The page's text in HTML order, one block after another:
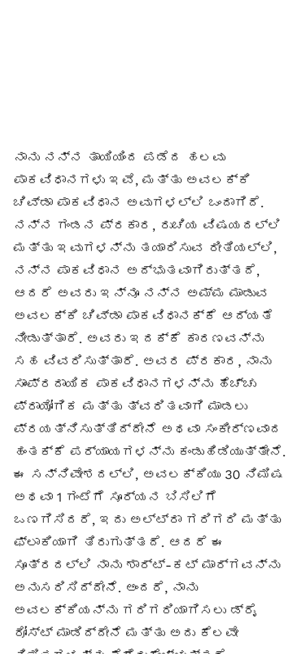
ನಾನು ನನ್ನ ತಾಯಿಯಿಂದ ಪಡೆದ ಹಲವು
ಪಾಕವಿಧಾನಗಳು ಇವೆ, ಮತ್ತು ಅವಲಕ್ಕಿ
ಚಿವ್ಡಾ ಪಾಕವಿಧಾನ ಅವುಗಳಲ್ಲಿ ಒಂದಾಗಿದೆ.
ನನ್ನ ಗಂಡನ ಪ್ರಕಾರ, ರುಚಿಯ ವಿಷಯದಲ್ಲಿ
ಮತ್ತು ಇವುಗಳನ್ನು ತಯಾರಿಸುವ ರೀತಿಯಲ್ಲಿ,
ನನ್ನ ಪಾಕವಿಧಾನ ಅದ್ಭುತವಾಗಿರುತ್ತದೆ,
ಆದರೆ ಅವರು ಇನ್ನೂ ನನ್ನ ಅಮ್ಮ ಮಾಡುವ
ಅವಲಕ್ಕಿ ಚಿವ್ಡಾ ಪಾಕವಿಧಾನಕ್ಕೆ ಆದ್ಯತೆ
ನೀಡುತ್ತಾರೆ. ಅವರು ಇದಕ್ಕೆ ಕಾರಣವನ್ನು
ಸಹ ವಿವರಿಸುತ್ತಾರೆ. ಅವರ ಪ್ರಕಾರ, ನಾನು
ಸಾಂಪ್ರದಾಯಿಕ ಪಾಕವಿಧಾನಗಳನ್ನು ಹೆಚ್ಚು
ಪ್ರಾಯೋಗಿಕ ಮತ್ತು ತ್ವರಿತವಾಗಿ ಮಾಡಲು
ಪ್ರಯತ್ನಿಸುತ್ತಿದ್ದೇನೆ ಅಥವಾ ಸಂಕೀರ್ಣವಾದ
ಹಂತಕ್ಕೆ ಪರ್ಯಾಯಗಳನ್ನು ಕಂಡುಹಿಡಿಯುತ್ತೇನೆ.
ಈ ಸನ್ನಿವೇಶದಲ್ಲಿ, ಅವಲಕ್ಕಿಯು 30 ನಿಮಿಷ
ಅಥವಾ 1 ಗಂಟೆಗೆ ಸೂರ್ಯನ ಬಿಸಿಲಿಗೆ
ಒಣಗಿಸಿದರೆ, ಇದು ಅಲ್ಟ್ರಾ ಗರಿಗರಿ ಮತ್ತು
ಫ್ಲಾಕಿಯಾಗಿ ತಿರುಗುತ್ತದೆ. ಆದರೆ ಈ
ಸೂತ್ರದಲ್ಲಿ ನಾನು ಶಾರ್ಟ್-ಕಟ್ ಮಾರ್ಗವನ್ನು
ಅನುಸರಿಸಿದ್ದೇನೆ. ಅಂದರೆ, ನಾನು
ಅವಲಕ್ಕಿಯನ್ನು ಗರಿಗರಿಯಾಗಿಸಲು ಡ್ರೈ
ರೋಸ್ಟ್ ಮಾಡಿದ್ದೇನೆ ಮತ್ತು ಅದು ಕೆಲವೇ